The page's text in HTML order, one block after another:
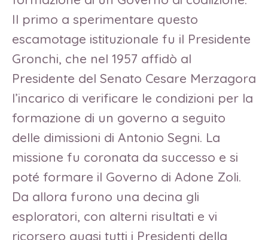
Il primo a sperimentare questo
escamotage istituzionale fu il Presidente
Gronchi, che nel 1957 affidò al
Presidente del Senato Cesare Merzagora
l’incarico di verificare le condizioni per la
formazione di un governo a seguito
delle dimissioni di Antonio Segni. La
missione fu coronata da successo e si
poté formare il Governo di Adone Zoli.
Da allora furono una decina gli
esploratori, con alterni risultati e vi
ricorsero quasi tutti i Presidenti della